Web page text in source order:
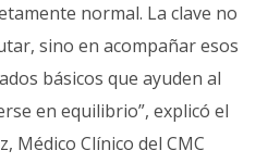
normal. La clave no
sino en acompañar esos
básicos que ayuden al
en equilibrio”, explicó el
Médico Clínico del CMC